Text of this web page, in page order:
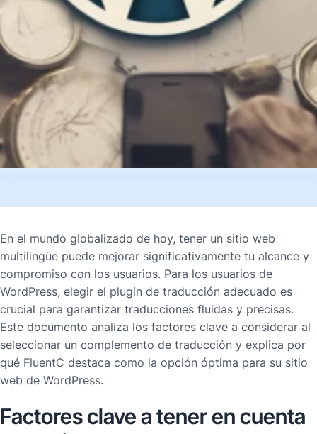
En el mundo globalizado de hoy, tener un sitio web
multilingüe puede mejorar significativamente tu alcance y
compromiso con los usuarios. Para los usuarios de
WordPress, elegir el plugin de traducción adecuado es
crucial para garantizar traducciones fluidas y precisas.
Este documento analiza los factores clave a considerar al
seleccionar un complemento de traducción y explica por
qué FluentC destaca como la opción óptima para su sitio
web de WordPress.
Factores clave a tener en cuenta